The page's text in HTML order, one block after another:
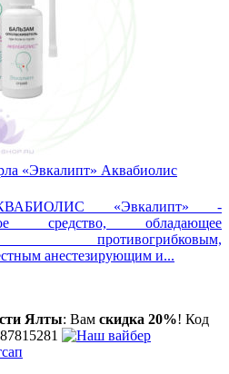
«Эвкалипт» Аквабиолис
«Эвкалипт» -
средство, обладающее
противогрибковым,
анестезирующим и...
Ялты: Вам скидка 20%! Код